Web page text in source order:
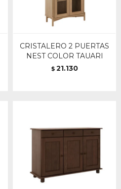
CRISTALERO 2 PUERTAS
NEST COLOR TAUARI
$ 21.130